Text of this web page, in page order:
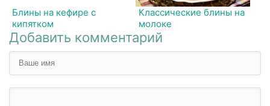
Блины на кефире с
кипятком
Классические блины на
молоке
Добавить комментарий